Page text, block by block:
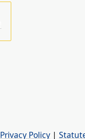
Privacy Policy |